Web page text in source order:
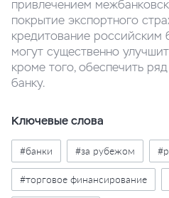
привлечением
покрытие экспортного
кредитование российским
могут существенно
кроме того, обеспечить
банку.
Ключевые слова
#банки #за рубежом
#торговое финансирование